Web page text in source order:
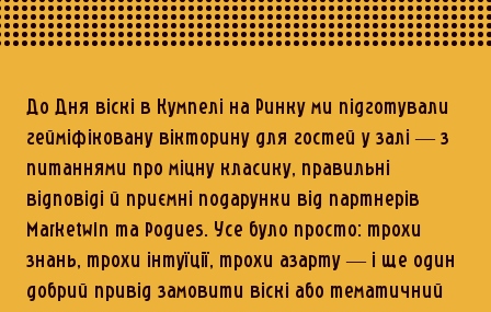
До Дня віскі в Кумпелі на Ринку ми підготували
гейміфіковану вікторину для гостей у залі — з
питаннями про міцну класику, правильні
відповіді й приємні подарунки від партнерів
Marketwin та Pogues. Усе було просто: трохи
знань, трохи інтуїції, трохи азарту — і ще один
добрий привід замовити віскі або тематичний